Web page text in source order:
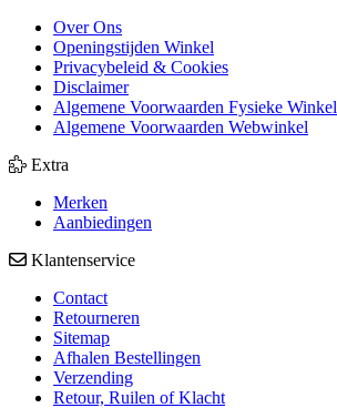
Over Ons
Openingstijden Winkel
Privacybeleid & Cookies
Disclaimer
Algemene Voorwaarden Fysieke Winkel
Algemene Voorwaarden Webwinkel
Extra
Merken
Aanbiedingen
Klantenservice
Contact
Retourneren
Sitemap
Afhalen Bestellingen
Verzending
Retour, Ruilen of Klacht